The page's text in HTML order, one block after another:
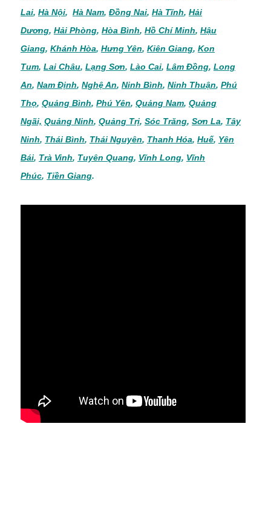
Lai, Hà Nội, Hà Nam, Đồng Nai, Hà Tĩnh, Hải
Dương, Hải Phòng, Hòa Bình, Hồ Chí Minh, Hậu
Giang, Khánh Hòa, Hưng Yên, Kiên Giang, Kon
Tum, Lai Châu, Lạng Sơn, Lào Cai, Lâm Đồng, Long
An, Nam Định, Nghệ An, Ninh Bình, Ninh Thuận, Phú
Thọ, Quảng Bình, Phú Yên, Quảng Nam, Quảng
Ngãi, Quảng Ninh, Quảng Trị, Sóc Trăng, Sơn La, Tây
Ninh, Thái Bình, Thái Nguyên, Thanh Hóa, Huế, Yên
Bái, Trà Vinh, Tuyên Quang, Vĩnh Long, Vĩnh
Phúc, Tiền Giang.